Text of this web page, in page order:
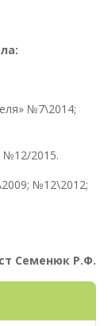
№7\2014;
№12/2015.
№12\2012;
Семенюк Р.Ф.